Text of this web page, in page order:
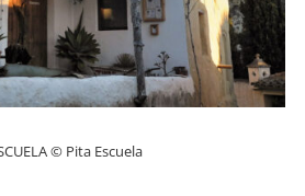
© Pita Escuela